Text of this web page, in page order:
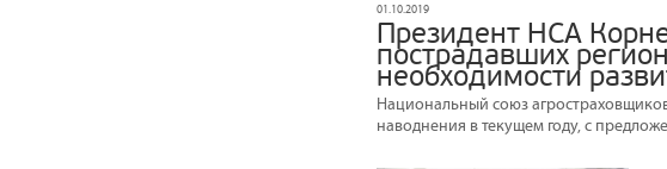
01.10.2019
Президент НСА
пострадавших
необходимости
Национальный союз
наводнения в текущем году, с